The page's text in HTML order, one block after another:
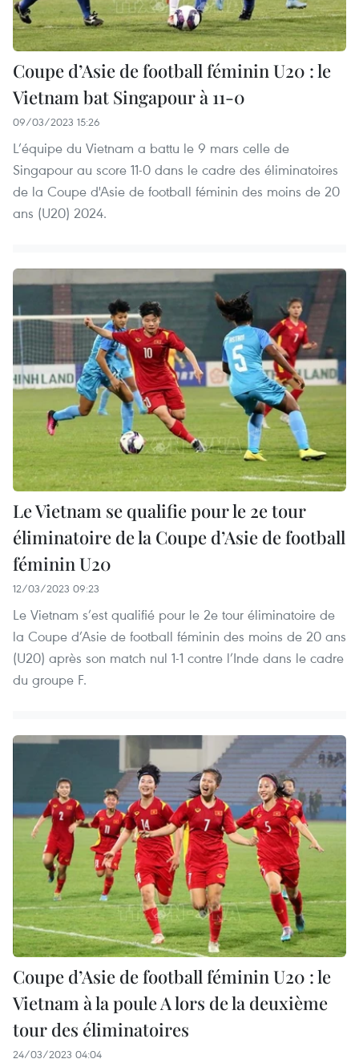
Coupe d’Asie de football féminin U20 : le
Vietnam bat Singapour à 11-0
09/03/2023 15:26
L’équipe du Vietnam a battu le 9 mars celle de
Singapour au score 11-0 dans le cadre des éliminatoires
de la Coupe d'Asie de football féminin des moins de 20
ans (U20) 2024.
Le Vietnam se qualifie pour le 2e tour
éliminatoire de la Coupe d’Asie de football
féminin U20
12/03/2023 09:23
Le Vietnam s’est qualifié pour le 2e tour éliminatoire de
la Coupe d’Asie de football féminin des moins de 20 ans
(U20) après son match nul 1-1 contre l’Inde dans le cadre
du groupe F.
Coupe d’Asie de football féminin U20 : le
Vietnam à la poule A lors de la deuxième
tour des éliminatoires
24/03/2023 04:04